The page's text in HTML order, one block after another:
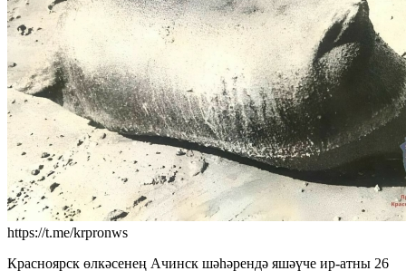
https://t.me/krpronws
Красноярск өлкәсенең Ачинск шәһәрендә яшәүче ир-атны 26